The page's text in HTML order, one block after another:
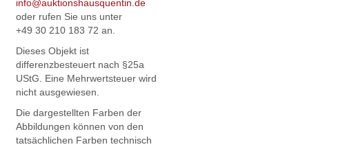
info@auktionshausquentin.de
oder rufen Sie uns unter
+49 30 210 183 72 an.
Dieses Objekt ist
differenzbesteuert nach §25a
UStG. Eine Mehrwertsteuer wird
nicht ausgewiesen.
Die dargestellten Farben der
Abbildungen können von den
tatsächlichen Farben technisch